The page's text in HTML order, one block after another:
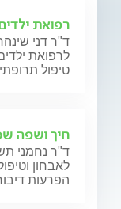
רפואת
ד"ר דני
לרפואת
טיפול
חיך ושפה
ד"ר נחמני
לאבחון
הפרעות